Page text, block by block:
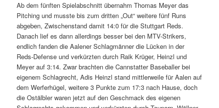
Ab dem fünften Spielabschnitt übernahm Thomas Meyer das
Pitching und musste bis zum dritten „Out“ weitere fünf Runs
abgeben, Zwischenstand damit 14:0 für die Stuttgart Reds.
Danach lief es dann allerdings besser bei den MTV-Strikers,
endlich fanden die Aalener Schlagmänner die Lücken in der
Reds-Defense und verkürzten durch Raik Krüger, Heinzl und
Meyer auf 3:14. Zwar brachten die Cannstatter Baseballer bei
eigenem Schlagrecht, Adis Heinzl stand mittlerweile für Aalen auf
dem Werferhügel, weitere 3 Punkte zum 17:3 nach Hause, doch
die Ostälbler waren jetzt auf den Geschmack des eigenen